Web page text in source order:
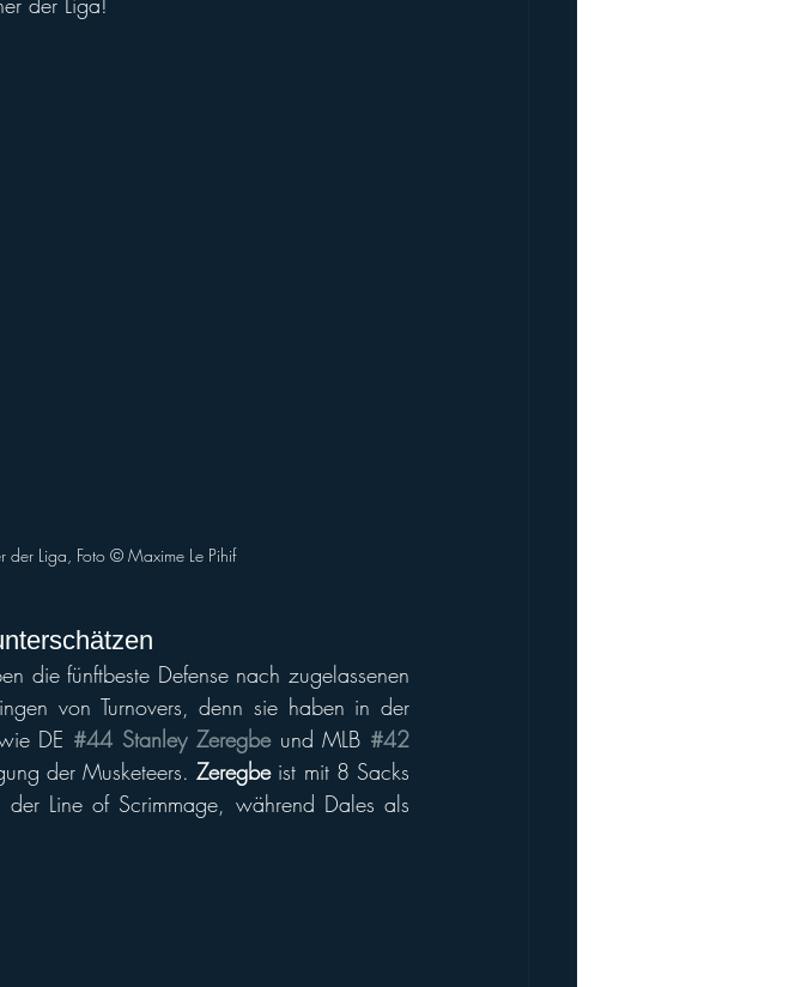
der Liga, Foto ©️ Maxime Le Pihif
die fünftbeste Defense nach zugelassenen
von Turnovers, denn sie haben in der
DE #44 Stanley Zeregbe und MLB #42
der Musketeers. Zeregbe ist mit 8 Sacks
Line of Scrimmage, während Dales als